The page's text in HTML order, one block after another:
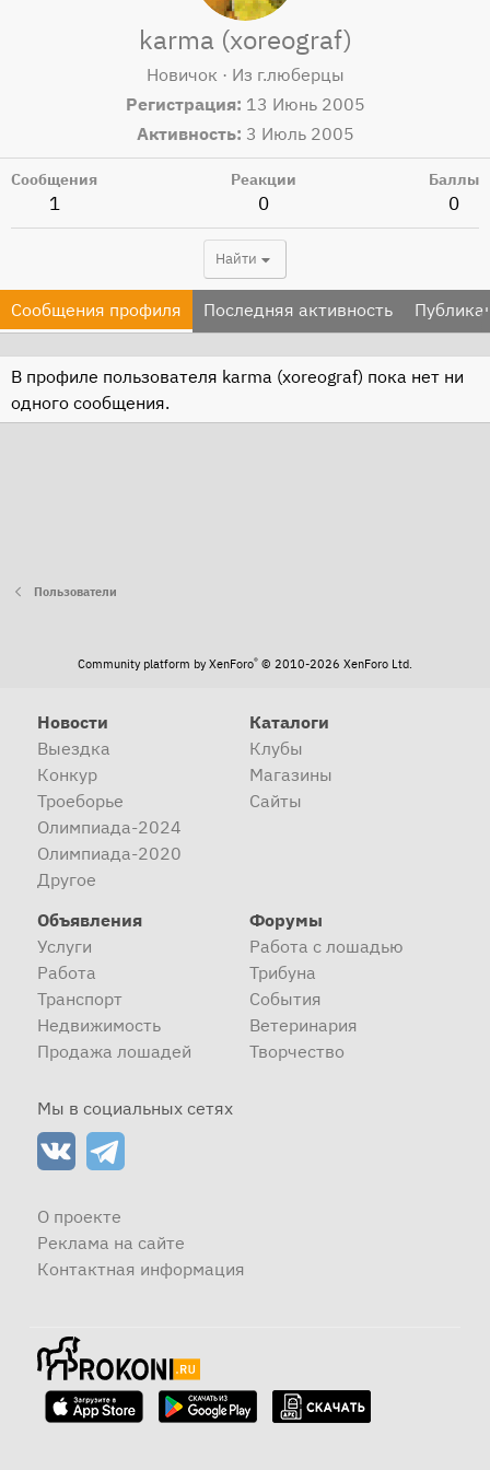
karma (xoreograf)
Новичок · Из г.люберцы
Регистрация 13 Июнь 2005
Активность 3 Июль 2005
Сообщения
1
Реакции
0
Баллы
0
Найти
Сообщения профиля Последняя активность
В профиле пользователя karma (xoreograf) пока нет ни
одного сообщения.
Пользователи
Community platform by XenForo® © 2010-2026 XenForo Ltd.
Новости
Выездка
Конкур
Троеборье
Олимпиада-2024
Олимпиада-2020
Другое
Каталоги
Клубы
Магазины
Сайты
Объявления
Услуги
Работа
Транспорт
Недвижимость
Продажа лошадей
Форумы
Работа с лошадью
Трибуна
События
Ветеринария
Творчество
Мы в социальных сетях
О проекте
Реклама на сайте
Контактная информация